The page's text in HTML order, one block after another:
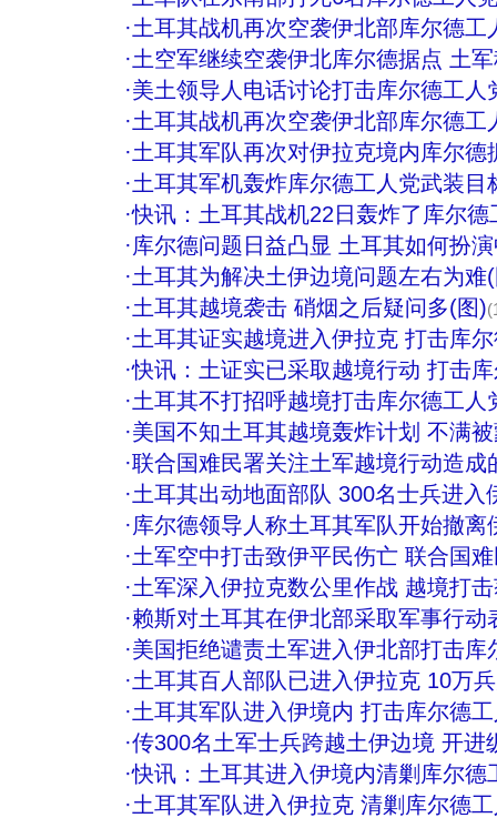
·土耳其战机再次空袭伊北部库尔德工
·土空军继续空袭伊北库尔德据点 土
·美土领导人电话讨论打击库尔德工人
·土耳其战机再次空袭伊北部库尔德工
·土耳其军队再次对伊拉克境内库尔德
·土耳其军机轰炸库尔德工人党武装目
·快讯：土耳其战机22日轰炸了库尔德
·库尔德问题日益凸显 土耳其如何扮
·土耳其为解决土伊边境问题左右为难
·土耳其越境袭击 硝烟之后疑问多(图)
·土耳其证实越境进入伊拉克 打击库
·快讯：土证实已采取越境行动 打击
·土耳其不打招呼越境打击库尔德工人
·美国不知土耳其越境轰炸计划 不满
·联合国难民署关注土军越境行动造成
·土耳其出动地面部队 300名士兵进入
·库尔德领导人称土耳其军队开始撤离
·土军空中打击致伊平民伤亡 联合国
·土军深入伊拉克数公里作战 越境打
·赖斯对土耳其在伊北部采取军事行动
·美国拒绝谴责土军进入伊北部打击库
·土耳其百人部队已进入伊拉克 10万
·土耳其军队进入伊境内 打击库尔德
·传300名土军士兵跨越土伊边境 开进
·快讯：土耳其进入伊境内清剿库尔
·土耳其军队进入伊拉克 清剿库尔德